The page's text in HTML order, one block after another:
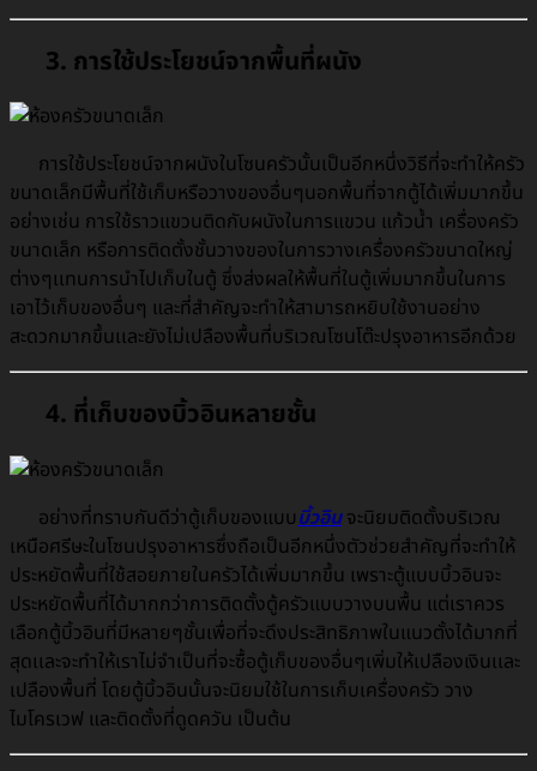
3. การใช้ประโยชน์จากพื้นที่ผนัง
การใช้ประโยชน์จากผนังในโซนครัวนั้นเป็นอีกหนึ่งวิธีที่จะทำให้ครัว
ขนาดเล็กมีพื้นที่ใช้เก็บหรือวางของอื่นๆนอกพื้นที่จากตู้ได้เพิ่มมากขึ้น
อย่างเช่น การใช้ราวแขวนติดกับผนังในการแขวน แก้วน้ำ เครื่องครัว
ขนาดเล็ก หรือการติดตั้งชั้นวางของในการวางเครื่องครัวขนาดใหญ่
ต่างๆเเทนการนำไปเก็บในตู้ ซึ่งส่งผลให้พื้นที่ในตู้เพิ่มมากขึ้นในการ
เอาไว้เก็บของอื่นๆ และที่สำคัญจะทำให้สามารถหยิบใช้งานอย่าง
สะดวกมากขึ้นเเละยังไม่เปลืองพื้นที่บริเวณโซนโต๊ะปรุงอาหารอีกด้วย
4. ที่เก็บของบิ้วอินหลายชั้น
อย่างที่ทราบกันดีว่าตู้เก็บของแบบบิ้วอินจะนิยมติดตั้งบริเวณ
เหนือศรีษะในโซนปรุงอาหารซึ่งถือเป็นอีกหนึ่งตัวช่วยสำคัญที่จะทำให้
ประหยัดพื้นที่ใช้สอยภายในครัวได้เพิ่มมากขึ้น เพราะตู้แบบบิ้วอินจะ
ประหยัดพื้นที่ได้มากกว่าการติดตั้งตู้ครัวแบบวางบนพื้น แต่เราควร
เลือกตู้บิ้วอินที่มีหลายๆชั้นเพื่อที่จะดึงประสิทธิภาพในแนวตั้งได้มากที่
สุดเเละจะทำให้เราไม่จำเป็นที่จะซื้อตู้เก็บของอื่นๆเพิ่มให้เปลืองเงินเเละ
เปลืองพื้นที่ โดยตู้บิ้วอินนั้นจะนิยมใช้ในการเก็บเครื่องครัว วาง
ไมโครเวฟ และติดตั้งที่ดูดควัน เป็นต้น